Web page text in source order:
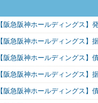
【阪急阪神ホールディングス】
【阪急阪神ホールディングス】
【阪急阪神ホールディングス】
【阪急阪神ホールディングス】
【阪急阪神ホールディングス】